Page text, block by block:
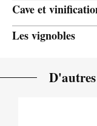
Cave et
MATÉRIAU DE
Les vignobles